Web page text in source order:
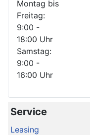
Montag bis
Freitag:
9:00 -
18:00 Uhr
Samstag:
9:00 -
16:00 Uhr
Service
Leasing